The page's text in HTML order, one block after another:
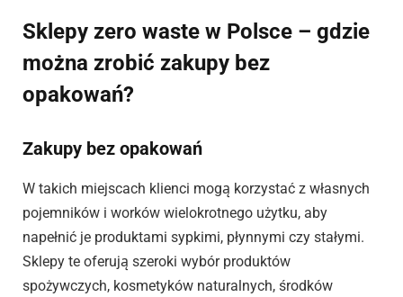
Sklepy zero waste w Polsce – gdzie
można zrobić zakupy bez
opakowań?
Zakupy bez opakowań
W takich miejscach klienci mogą korzystać z własnych
pojemników i worków wielokrotnego użytku, aby
napełnić je produktami sypkimi, płynnymi czy stałymi.
Sklepy te oferują szeroki wybór produktów
spożywczych, kosmetyków naturalnych, środków